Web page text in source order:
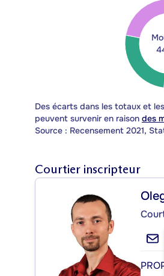
Des écarts dans les totaux et
peuvent survenir en raison des
Source : Recensement 2021,
Courtier inscripteur